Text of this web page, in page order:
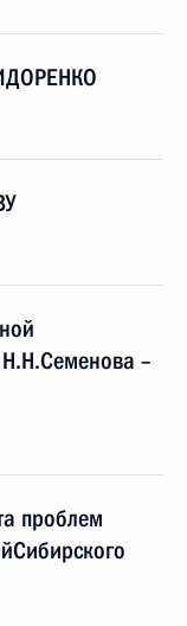
–
проблем